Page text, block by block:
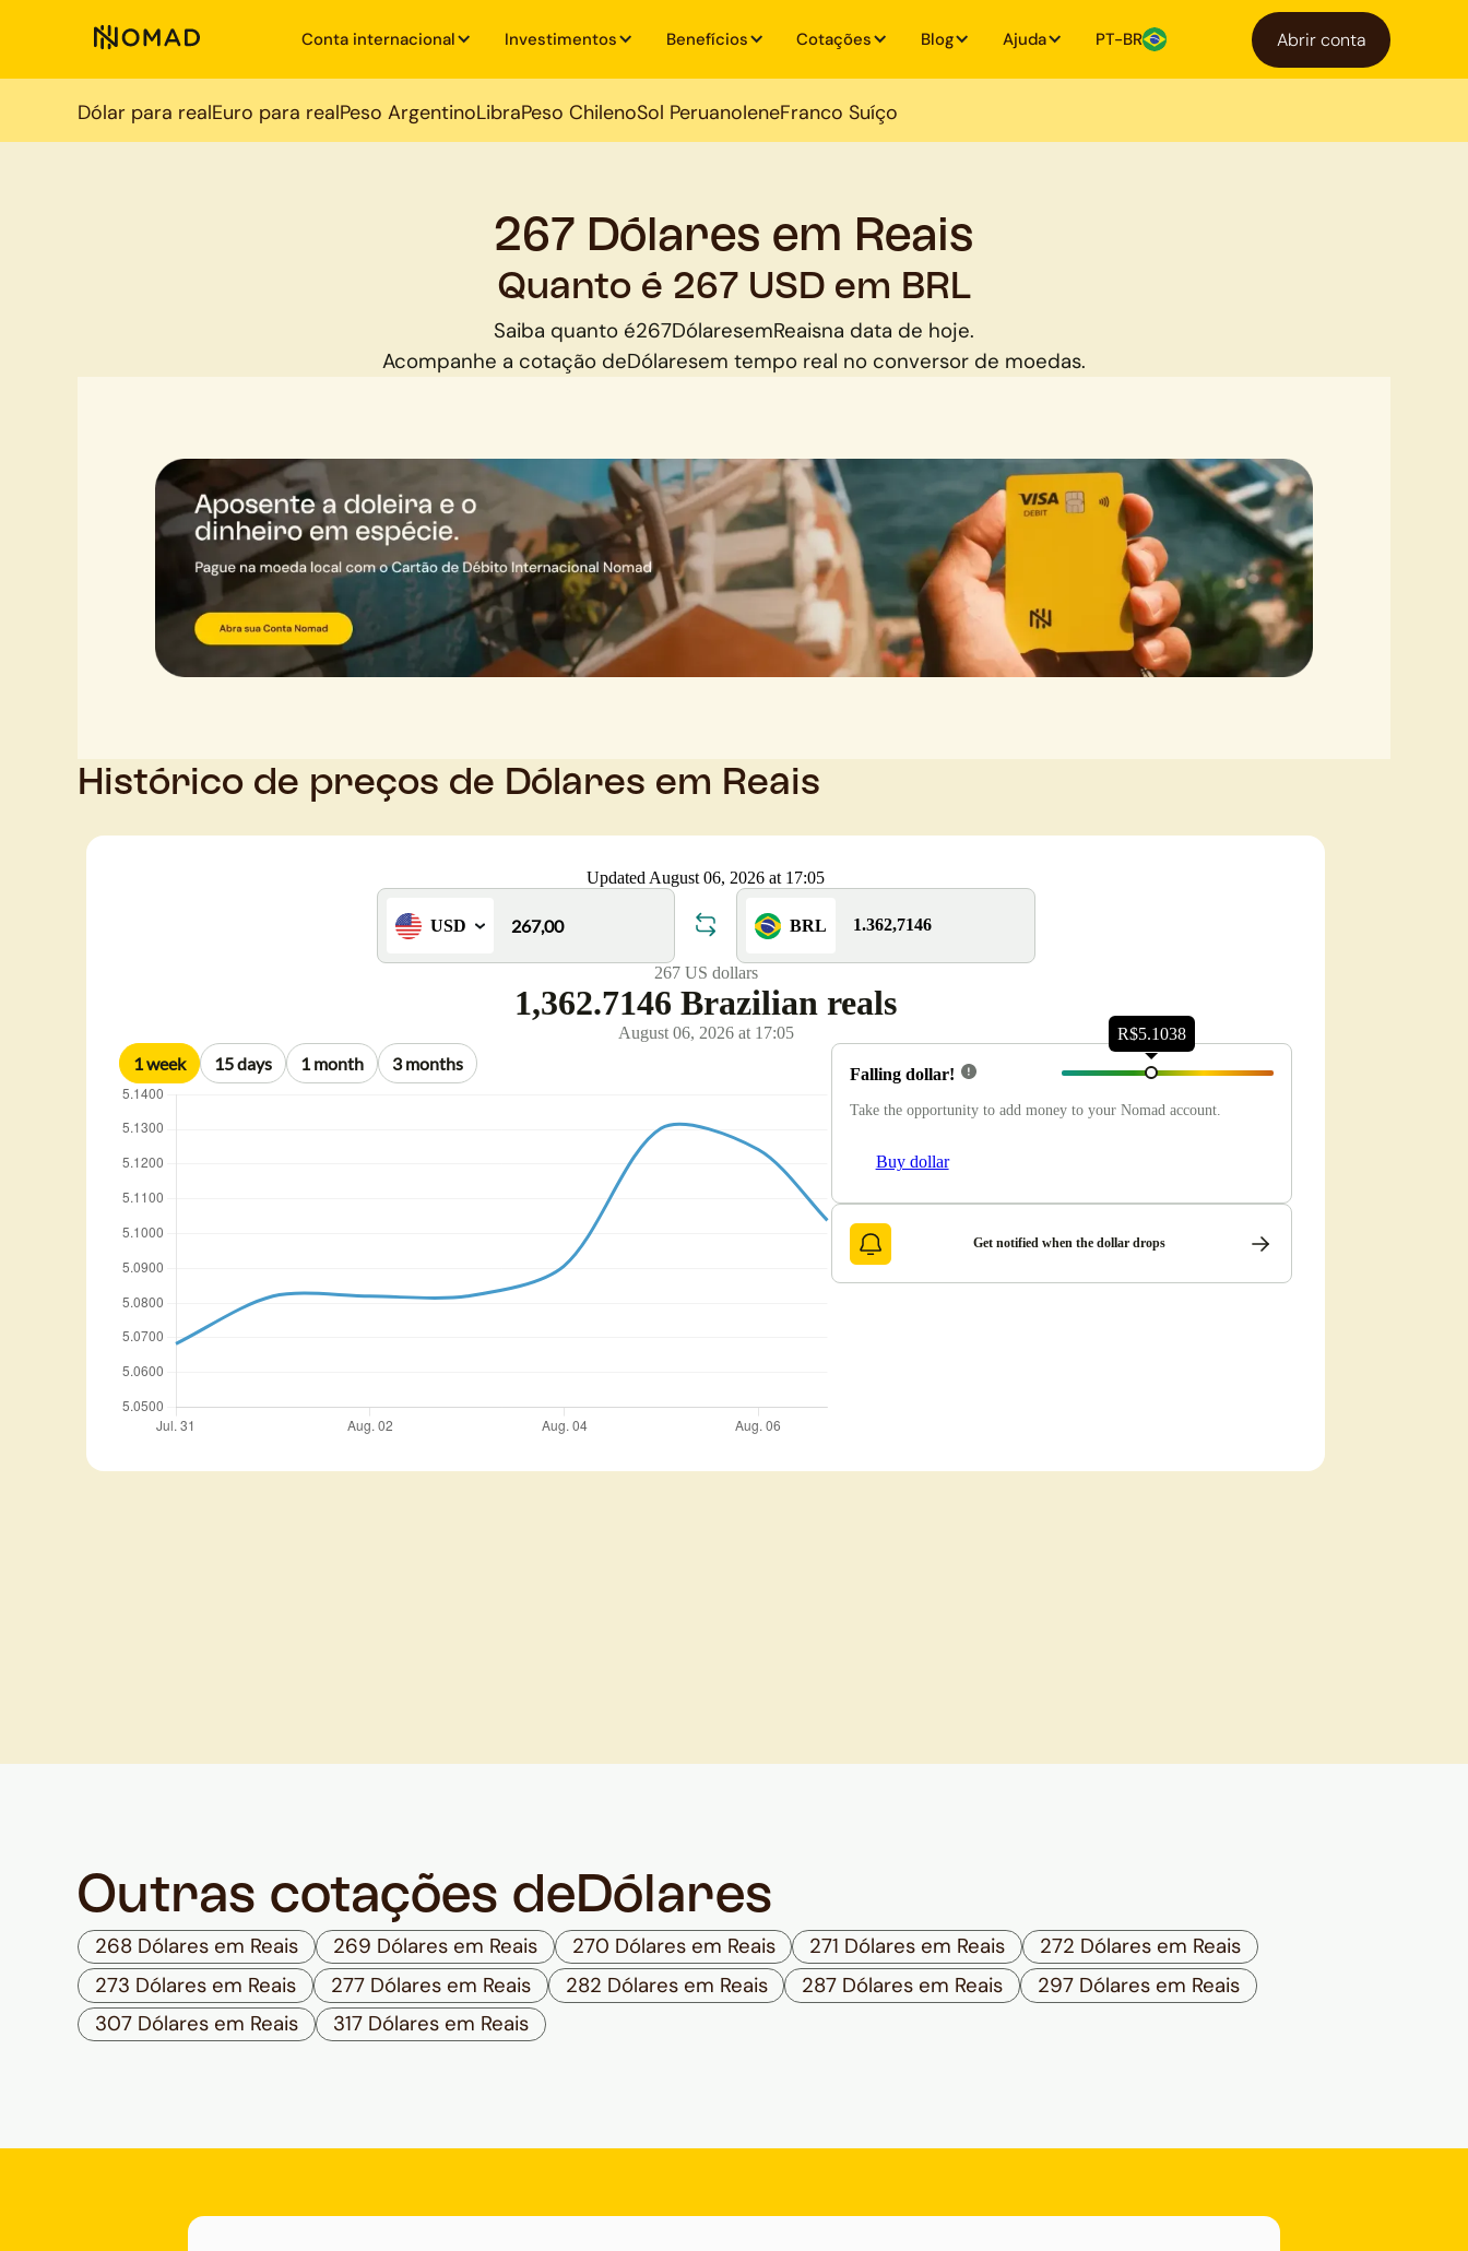
Conta internacional Investimentos Benefícios Cotações Blog Ajuda PT-BR Abrir conta
Dólar para realEuro para realPeso ArgentinoLibraPeso ChilenoSol PeruanoIeneFranco Suíço
267 Dólares em Reais
Quanto é 267 USD em BRL
Saiba quanto é267DólaresemReaisna data de hoje.
Acompanhe a cotação deDólaresem tempo real no conversor de moedas.
Histórico de preços de Dólares em Reais
Outras cotações de Dólares
268 Dólares em Reais 269 Dólares em Reais 270 Dólares em Reais 271 Dólares em Reais
272 Dólares em Reais
273 Dólares em Reais
277 Dólares em Reais 282 Dólares em Reais 287 Dólares em Reais
297 Dólares em Reais
307 Dólares em Reais
317 Dólares em Reais